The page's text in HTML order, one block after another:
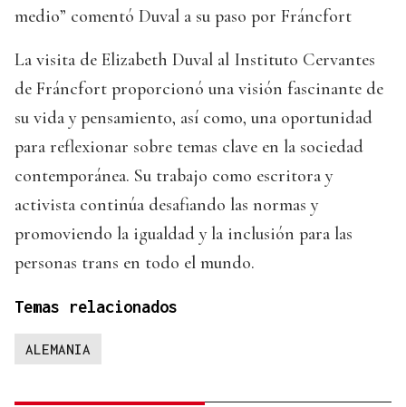
medio” comentó Duval a su paso por Fráncfort
La visita de Elizabeth Duval al Instituto Cervantes
de Fráncfort proporcionó una visión fascinante de
su vida y pensamiento, así como, una oportunidad
para reflexionar sobre temas clave en la sociedad
contemporánea. Su trabajo como escritora y
activista continúa desafiando las normas y
promoviendo la igualdad y la inclusión para las
personas trans en todo el mundo.
Temas relacionados
ALEMANIA